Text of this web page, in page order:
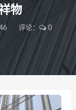
物
评论：
0